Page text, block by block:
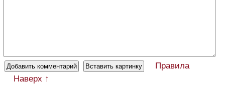
Правила
Наверх ↑